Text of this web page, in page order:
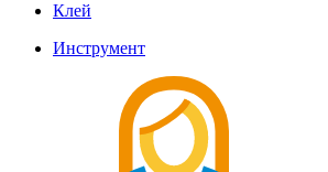
Клей
Инструмент